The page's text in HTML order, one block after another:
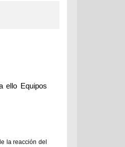
ello Equipos
la reacción del